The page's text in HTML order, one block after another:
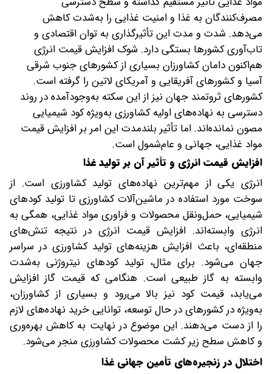
مصرف‌کنندگان به غذا و‌ امنیت غذایی را به‌شدت کاهش
می‌دهد. شدت و مدت این تأثیرگذاری به توان اقتصادی و
تاب‌آوری کشورها بستگی دارد. شوک افزایش قیمت انرژی
هم‌اکنون دامان کشاورزان بسیاری از کشورهای جنوب شرقی
آسیا و کشورهای آفریقایی و آمریکای لاتین را گرفته است.
کشورهای ثروتمند‌ جهان نیز از این سکته به‌وجود‌آمده در روند
دسترسی به نهاده‌های اولیه کشاورزی به‌ویژه کود شیمیایی
مصون نمانده‌اند. اما تأثیر بلندمدت این امر بر افزایش قیمت
مواد غذایی، جهانی و عام‌شمول است.
افزایش قیمت انرژی و تأثیر آن بر تولید غذا
انرژی یکی از مهم‌ترین نهاده‌های تولید کشاورزی است. از
سوخت مورد استفاده در ماشین‌آلات کشاورزی تا تولید کودهای
شیمیایی، حمل‌ونقل محصولات و فراوری مواد غذایی، همگی به
انرژی وابسته‌اند. افزایش قیمت انرژی در نتیجه تنش‌های
منطقه‌ای، باعث افزایش هزینه‌های تولید کشاورزی در سراسر
جهان می‌شود. برای مثال، تولید کودهای نیتروژنی به‌شدت
وابسته به گاز طبیعی است. هنگامی که قیمت گاز افزایش
می‌یابد، قیمت کود نیز بالا می‌رود و بسیاری از کشاورزان،
به‌ویژه در کشورهای در حال توسعه، توانایی خرید نهاده‌های لازم
را از دست می‌دهند. این موضوع در نهایت به کاهش بهره‌وری
و کاهش سطح زیر کشت محصولات کشاورزی منجر می‌شود.
اختلال در زنجیره‌های تأمین جهانی غذا